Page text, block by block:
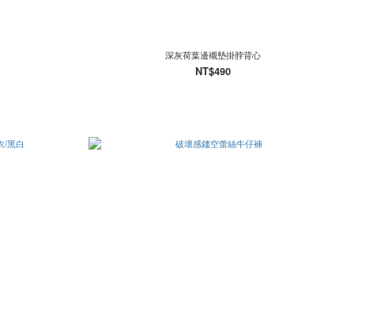
深灰荷葉邊襯墊掛脖背心
NT$490